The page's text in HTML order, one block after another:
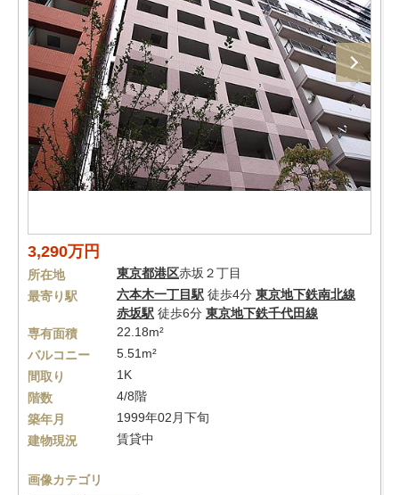
3,290万円
所在地 東京都港区赤坂２丁目
最寄り駅
六本木一丁目駅 徒歩4分 東京地下鉄南北線
赤坂駅 徒歩6分 東京地下鉄千代田線
専有面積
22.18m²
バルコニー
5.51m²
間取り
1K
階数
4/8階
築年月
1999年02月下旬
建物現況
賃貸中
画像カテゴリ